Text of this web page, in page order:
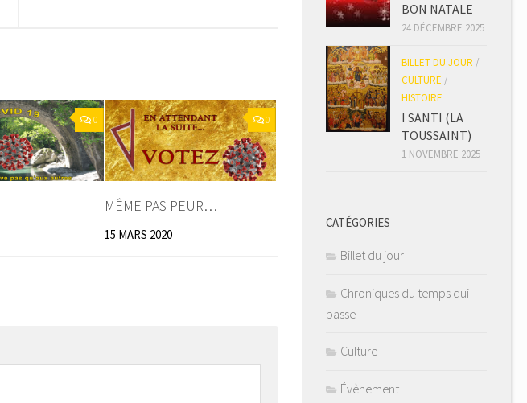
0 0
MÊME PAS PEUR…
15 MARS 2020
BON NATALE
24 DÉCEMBRE 2025
BILLET DU JOUR /
CULTURE /
HISTOIRE
I SANTI (LA
TOUSSAINT)
1 NOVEMBRE 2025
CATÉGORIES
Billet du jour
Chroniques du temps qui
passe
Culture
Évènement